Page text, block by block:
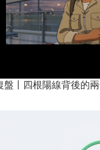
盤丨四根陽線背後的